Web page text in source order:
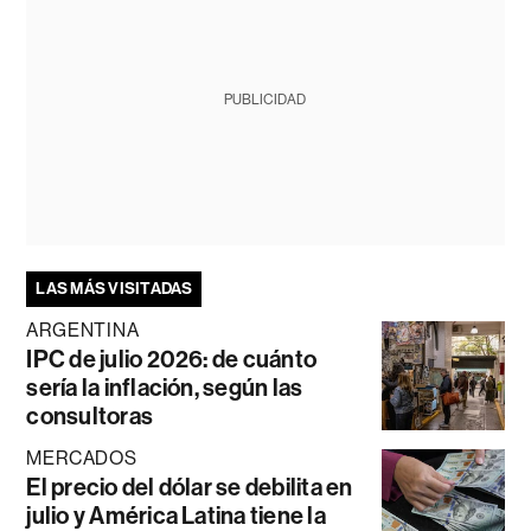
PUBLICIDAD
LAS MÁS VISITADAS
ARGENTINA
IPC de julio 2026: de cuánto
sería la inflación, según las
consultoras
MERCADOS
El precio del dólar se debilita en
julio y América Latina tiene la